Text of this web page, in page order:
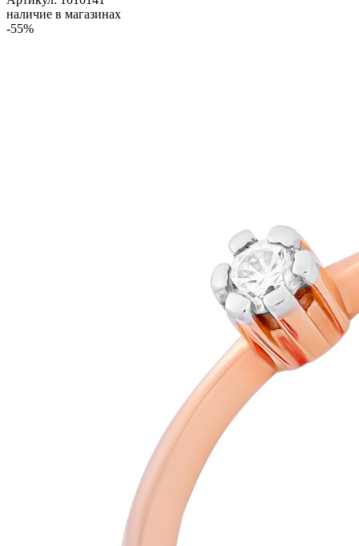
наличие в магазинах
-55%